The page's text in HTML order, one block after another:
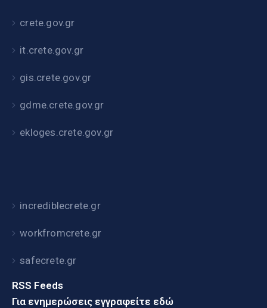
crete.gov.gr
it.crete.gov.gr
gis.crete.gov.gr
gdme.crete.gov.gr
ekloges.crete.gov.gr
incrediblecrete.gr
workfromcrete.gr
safecrete.gr
RSS Feeds
Για ενημερώσεις εγγραφείτε εδώ